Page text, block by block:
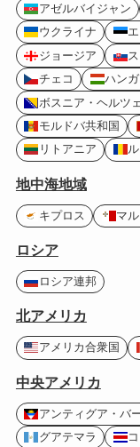
アゼルバイジャン
ウクライナ
ジョージア
チェコ
ハン
ボスニア・ヘルツ
モルドバ共和国
リトアニア
地中海地域
キプロス マ
ロシア
ロシア連邦
北アメリカ
アメリカ合衆国
中央アメリカ
アンティグア・バ
グアテマラ